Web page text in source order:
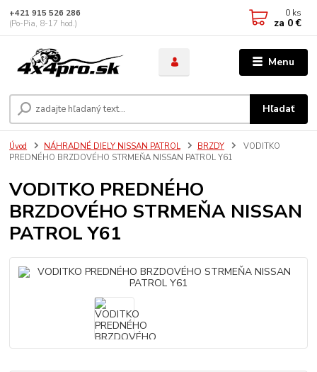
Menu
Hľadať
+421 915 526 286
(Po-Pia, 8-17 hod.)
0 ks
za 0 €
Úvod NÁHRADNÉ DIELY NISSAN PATROL BRZDY
VODITKO
PREDNÉHO BRZDOVÉHO STRMEŇA NISSAN PATROL Y61
VODITKO PREDNÉHO
BRZDOVÉHO STRMEŇA NISSAN
PATROL Y61